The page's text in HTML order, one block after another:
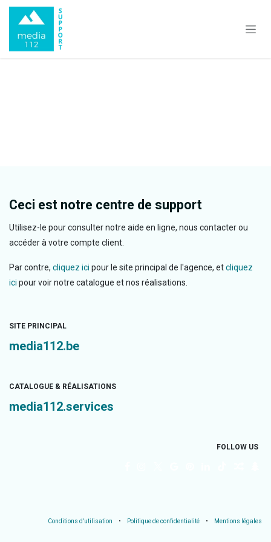
Se rendre au contenu
Ceci est notre centre de support
Utilisez-le pour consulter notre aide en ligne, nous contacter ou
accéder à votre compte client.
Par contre, cliquez ici pour le site principal de l'agence, etcliquez
ici pour voir notre catalogue et nos réalisations.
SITE PRINCIPAL
media112.be
CATALOGUE & RÉALISATIONS
media112.services
FOLLOW US
Conditions d'utilisation • Politique de confidentialité • Mentions légales